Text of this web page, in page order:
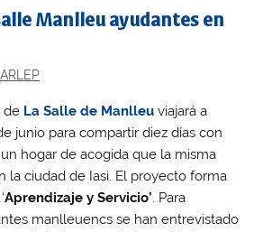
Manlleu ayudantes en
ARLEP
de La Salle de Manlleu viajará a
junio para compartir diez días con
hogar de acogida que la misma
la ciudad de Iasi. El proyecto forma
Aprendizaje y Servicio’. Para
manlleuencs se han entrevistado